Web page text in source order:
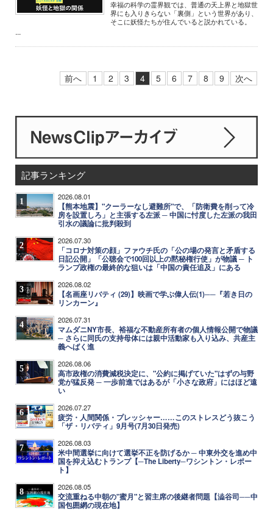
幸福の科学の霊界観では、普通の天上界と地獄世
界にも入りきらない「裏側」という世界があり、
そこに妖怪たちが住んでいると説かれている。
...
前へ 1 2 3 4 5 6 7 8 9 次へ
記事ランキング
1 2026.08.01
【熊本地震】"クーラーなし避難所"で、「防衛費を削って冷
房を設置しろ」と主張する左派 ─ 中国に忖度した左派の我田
引水の議論に批判殺到
2 2026.07.30
「コロナ対策の顔」ファウチ氏の「公の場の発言と矛盾する
日記公開」「公聴会で100回以上の黙秘権行使」が物議 ─ ト
ランプ政権の最終的な狙いは「中国の責任追及」にある
3 2026.08.02
【名画座リバティ (29)】映画で学ぶ偉人伝(1)──『若き日の
リンカーン』
4 2026.07.31
マムダニNY市長、裕福な不動産所有者の個人情報公開で物議
─ さらに同氏の支持母体には親中活動家も入り込み、共産主
義へばく進
5 2026.08.06
高市政権の消費減税決定に、"公約に掲げていた"はずの与野
党が猛反発 ─ 一歩前進ではあるが「小さな政府」にはほど遠
い
6 2026.07.27
疲労・人間関係・プレッシャー……このストレスどう抜こう
「ザ・リバティ」9月号(7月30日発売)
7 2026.08.03
米中間選挙に向けて選挙不正を防げるか ─ 中東外交を進め中
国を抑え込むトランプ【─The Liberty─ワシントン・レポー
ト】
8 2026.08.05
交流重ねる中朝の"蜜月"と習主席の後継者問題【澁谷司──中
国包囲網の現在地】